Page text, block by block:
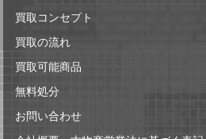
買取コンセプト
買取の流れ
買取可能商品
無料処分
お問い合わせ